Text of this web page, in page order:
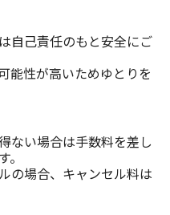
自己責任のもと安全にご
能性が高いためゆとりを
ない場合は手数料を差し
の場合、キャンセル料は